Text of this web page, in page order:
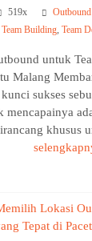
519x
Team Building, Team
untuk
Malang
sukses
mencapainya
khusus